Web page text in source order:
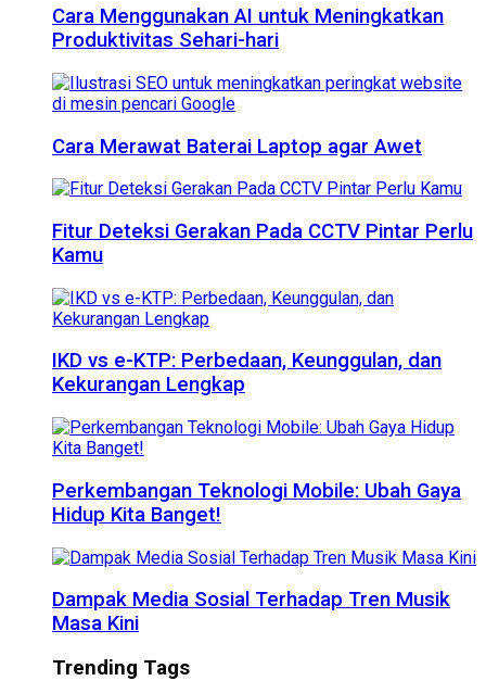
Cara Menggunakan AI untuk Meningkatkan
Produktivitas Sehari-hari
Cara Merawat Baterai Laptop agar Awet
Fitur Deteksi Gerakan Pada CCTV Pintar Perlu
Kamu
IKD vs e-KTP: Perbedaan, Keunggulan, dan
Kekurangan Lengkap
Perkembangan Teknologi Mobile: Ubah Gaya
Hidup Kita Banget!
Dampak Media Sosial Terhadap Tren Musik
Masa Kini
Trending Tags